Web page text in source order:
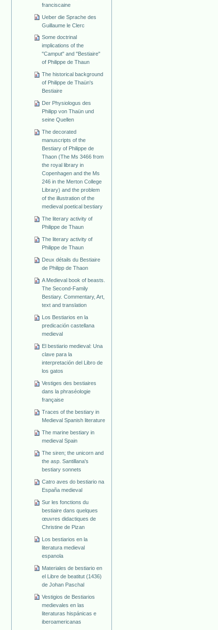
franciscaine
Ueber die Sprache des
Guillaume le Clerc
Some doctrinal
implications of the
"Camput" and "Bestiaire"
of Philippe de Thaun
The historical background
of Philippe de Thaün's
Bestiaire
Der Physiologus des
Philipp von Thaün und
seine Quellen
The decorated
manuscripts of the
Bestiary of Philippe de
Thaon (The Ms 3466 from
the royal library in
Copenhagen and the Ms
246 in the Merton College
Library) and the problem
of the illustration of the
medieval poetical bestiary
The literary activity of
Philippe de Thaun
The literary activity of
Philippe de Thaun
Deux détails du Bestiaire
de Philipp de Thaon
A Medieval book of beasts.
The Second-Family
Bestiary. Commentary, Art,
text and translation
Los Bestiarios en la
predicación castellana
medieval
El bestiario medieval: Una
clave para la
interpretación del Libro de
los gatos
Vestiges des bestiaires
dans la phraséologie
française
Traces of the bestiary in
Medieval Spanish literature
The marine bestiary in
medieval Spain
The siren; the unicorn and
the asp. Santillana's
bestiary sonnets
Catro aves do bestiario na
España medieval
Sur les fonctions du
bestiaire dans quelques
œuvres didactiques de
Christine de Pizan
Los bestiarios en la
literatura medieval
espanola
Materiales de bestiario en
el Libre de beatitut (1436)
de Johan Paschal
Vestigios de Bestiarios
medievales en las
literaturas hispánicas e
iberoamericanas